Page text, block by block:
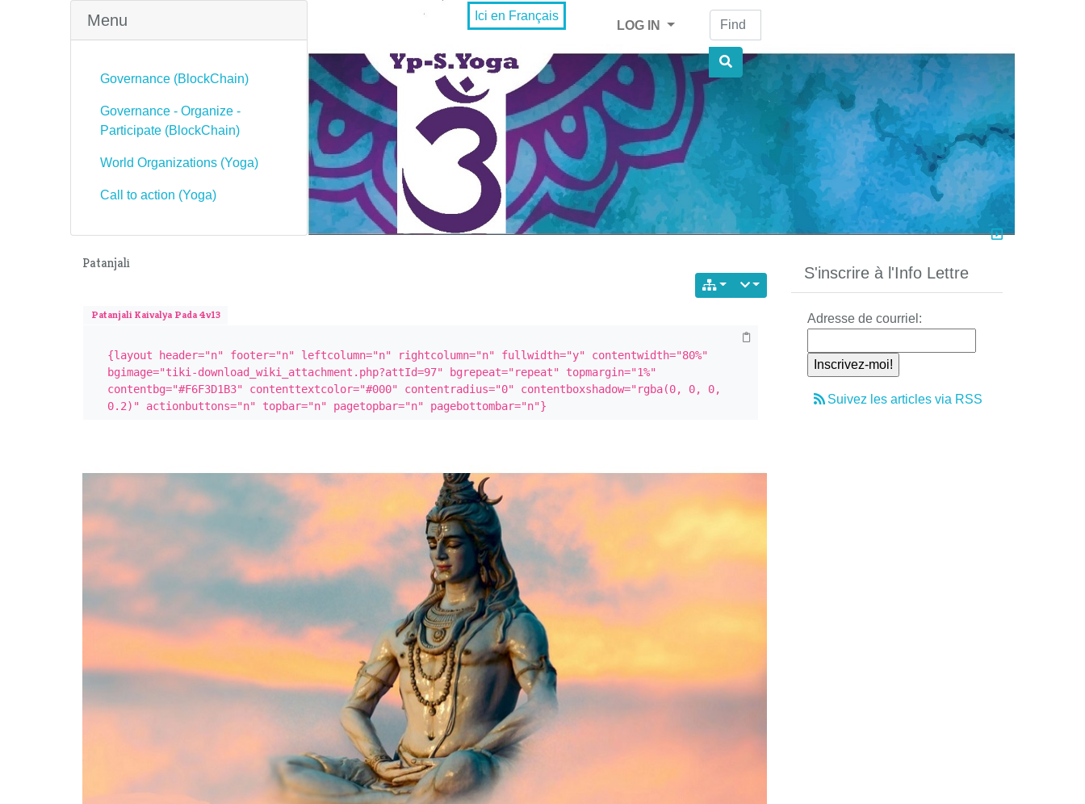
Menu
Governance (BlockChain)
Governance - Organize -
Participate (BlockChain)
World Organizations (Yoga)
Call to action (Yoga)
Ici en Français
LOG IN
Find
Patanjali
Patanjali Kaivalya Pada 4v13
{layout header="n" footer="n" leftcolumn="n" rightcolumn="n" fullwidth="y" contentwidth="80%"
bgimage="tiki-download_wiki_attachment.php?attId=97" bgrepeat="repeat" topmargin="1%"
contentbg="#F6F3D1B3" contenttextcolor="#000" contentradius="0" contentboxshadow="rgba(0, 0, 0,
0.2)" actionbuttons="n" topbar="n" pagetopbar="n" pagebottombar="n"}
S'inscrire à l'Info Lettre
Adresse de courriel:
Suivez les articles via RSS